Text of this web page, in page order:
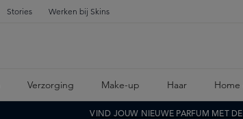
Stories Werken bij Skins
Verzorging Make-up Haar Home
VIND JOUW NIEUWE PARFUM MET